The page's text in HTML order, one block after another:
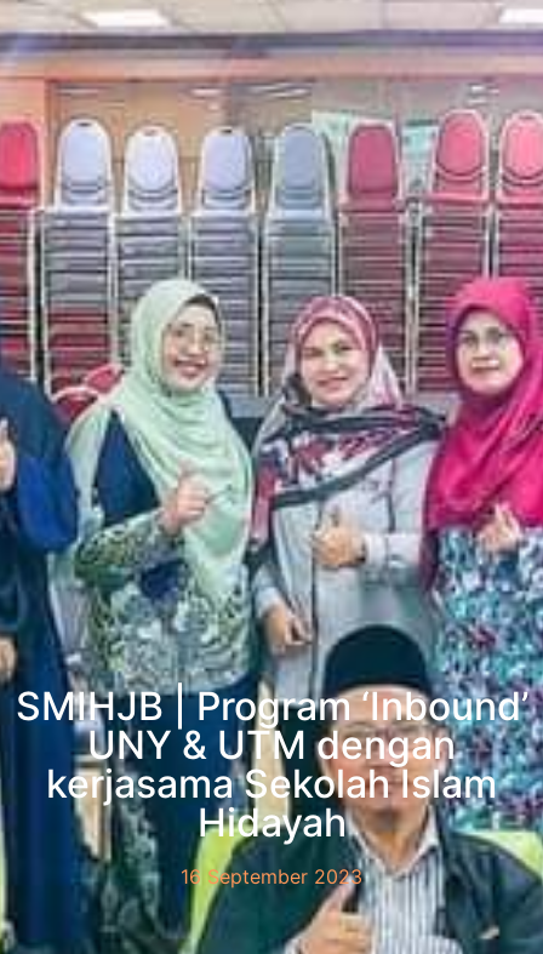
SMIHJB | Program ‘Inbound’
UNY & UTM dengan
kerjasama Sekolah Islam
Hidayah
16 September 2023